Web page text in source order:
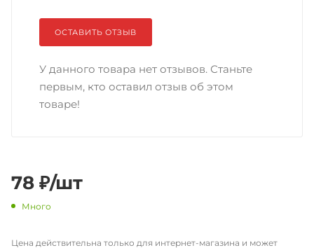
ОСТАВИТЬ ОТЗЫВ
У данного товара нет отзывов. Станьте
первым, кто оставил отзыв об этом
товаре!
78 ₽/шт
Много
Цена действительна только для интернет-магазина и может